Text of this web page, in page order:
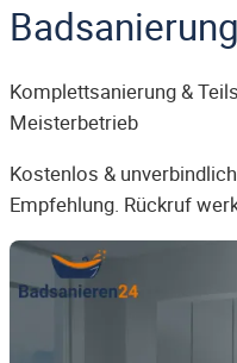
Komplettsanierung &
Meisterbetrieb
Kostenlos &
Empfehlung. Rückruf